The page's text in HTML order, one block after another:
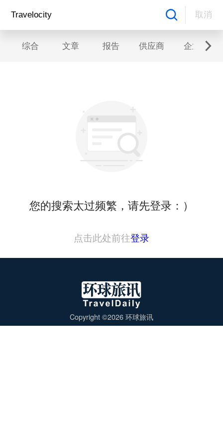
取消
综合 文章 报告 供应商 企业
您的搜索太过频繁，请先登录：）
点击此处前往登录
Copyright ©2026 环球旅讯